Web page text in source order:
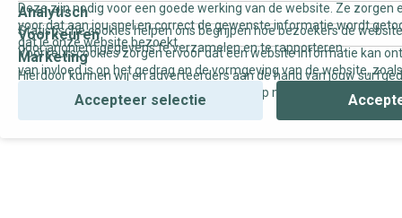
Deze zijn nodig voor een goede werking van de website. Ze zorgen
voor dat aan jou snel en correct de gewenste informatie wordt
dat je onze website bezoekt.
Analytisch
Statistische cookies helpen ons begrijpen hoe bezoekers de
door anoniem gegevens te verzamelen en te rapporteren.
Voorkeuren
Voorkeurscookies zorgen ervoor dat een website informatie kan
van invloed is op het gedrag en de vormgeving van de website,
Marketing
Hierdoor kunnen wij en adverteerders aan de hand van jouw
gepersonaliseerde online advertenties en op maat gemaakte
Accepteer selectie